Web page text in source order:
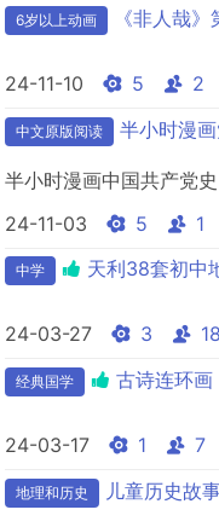
可保护自身不受伏地魔伤
6岁以上动画 《非人哉
24-11-10 5 2
中文原版阅读 半小时漫画
半小时漫画中国共产党史
24-11-03
5 1
中学 天利38套初中
24-03-27 3 18
经典国学 古诗连环画
24-03-17 1 7
地理和历史 儿童历史故